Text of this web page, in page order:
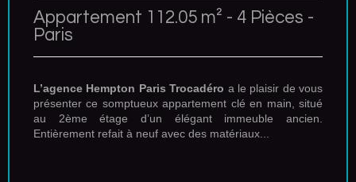
Appartement 112.05 m² - 4 Pièces -
Paris
L’agence Hempton Paris Trocadéro a le plaisir de vous
présenter ce somptueux appartement clé en main, situé
au 2ème étage d’un élégant immeuble ancien.
Entièrement refait à neuf avec des matériaux...